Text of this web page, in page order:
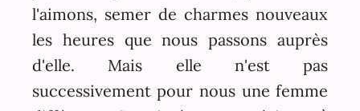
l'aimons, semer de charmes nouveaux
les heures que nous passons auprès
d'elle. Mais elle n'est pas
successivement pour nous une femme